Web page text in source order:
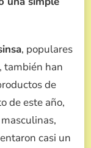
, populares
, también han
de
de este año,
casi un